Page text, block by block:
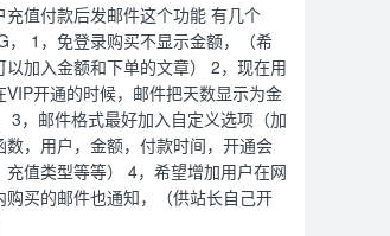
充值付款后发邮件这个功能 有几个
， 1，免登录购买不显示金额，（希
以加入金额和下单的文章） 2，现在用
VIP开通的时候，邮件把天数显示为金
3，邮件格式最好加入自定义选项（加
数，用户，金额，付款时间，开通会
充值类型等等） 4，希望增加用户在网
购买的邮件也通知，（供站长自己开